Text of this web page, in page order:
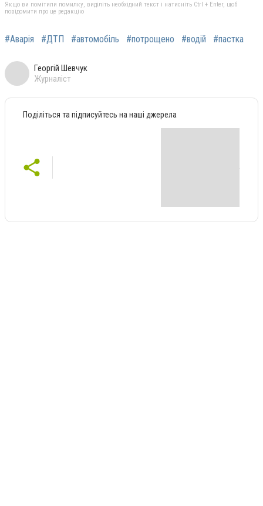
Якщо ви помітили помилку, виділіть необхідний текст і натисніть Ctrl + Enter, щоб
повідомити про це редакцію
#Аварія #ДТП #автомобіль #потрощено #водій #пастка
Георгій Шевчук
Журналіст
Поділіться та підписуйтесь на наші джерела